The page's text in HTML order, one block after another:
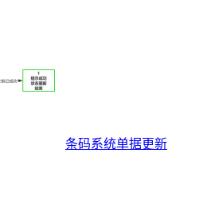
条码系统单据更新